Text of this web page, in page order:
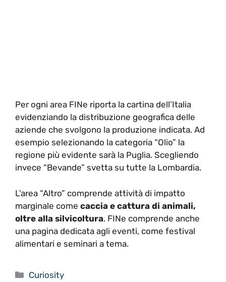
Per ogni area FINe riporta la cartina dell’Italia
evidenziando la distribuzione geografica delle
aziende che svolgono la produzione indicata. Ad
esempio selezionando la categoria “Olio” la
regione più evidente sarà la Puglia. Scegliendo
invece “Bevande” svetta su tutte la Lombardia.
L’area “Altro” comprende attività di impatto
marginale come caccia e cattura di animali,
oltre alla silvicoltura. FINe comprende anche
una pagina dedicata agli eventi, come festival
alimentari e seminari a tema.
Categorie
Curiosity